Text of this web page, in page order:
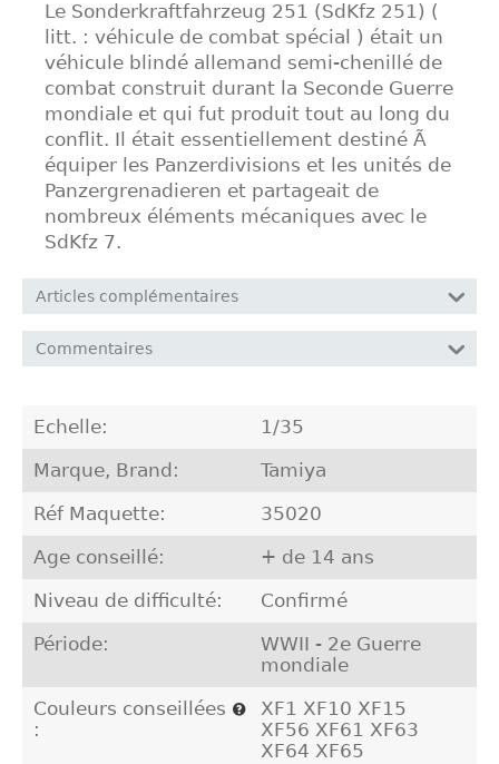
Le Sonderkraftfahrzeug 251 (SdKfz 251) (
litt. : véhicule de combat spécial ) était un
véhicule blindé allemand semi-chenillé de
combat construit durant la Seconde Guerre
mondiale et qui fut produit tout au long du
conflit. Il était essentiellement destiné Ã
équiper les Panzerdivisions et les unités de
Panzergrenadieren et partageait de
nombreux éléments mécaniques avec le
SdKfz 7.
Articles complémentaires
Commentaires
Echelle: 1/35
Marque, Brand: Tamiya
Réf Maquette: 35020
Age conseillé: + de 14 ans
Niveau de difficulté: Confirmé
Période:
WWII - 2e Guerre
mondiale
Couleurs conseillées
:
XF1 XF10 XF15
XF56 XF61 XF63
XF64 XF65